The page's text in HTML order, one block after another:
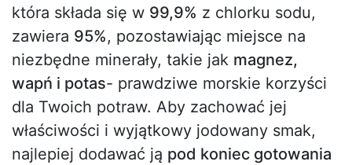
która składa się w 99,9% z chlorku sodu,
zawiera 95%, pozostawiając miejsce na
niezbędne minerały, takie jak magnez,
wapń i potas- prawdziwe morskie korzyści
dla Twoich potraw. Aby zachować jej
właściwości i wyjątkowy jodowany smak,
najlepiej dodawać ją pod koniec gotowania